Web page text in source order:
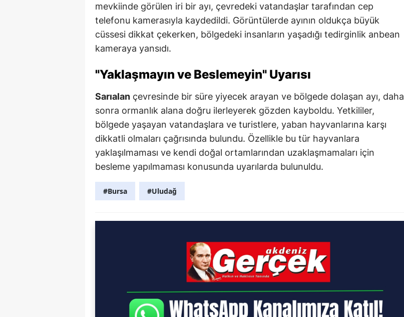
mevkiinde görülen iri bir ayı, çevredeki vatandaşlar tarafından cep
telefonu kamerasıyla kaydedildi. Görüntülerde ayının oldukça büyük
cüssesi dikkat çekerken, bölgedeki insanların yaşadığı tedirginlik anbean
kameraya yansıdı.
"Yaklaşmayın ve Beslemeyin" Uyarısı
Sarıalan çevresinde bir süre yiyecek arayan ve bölgede dolaşan ayı, daha
sonra ormanlık alana doğru ilerleyerek gözden kayboldu. Yetkililer,
bölgede yaşayan vatandaşlara ve turistlere, yaban hayvanlarına karşı
dikkatli olmaları çağrısında bulundu. Özellikle bu tür hayvanlara
yaklaşılmaması ve kendi doğal ortamlarından uzaklaşmamaları için
besleme yapılmaması konusunda uyarılarda bulunuldu.
#Bursa #Uludağ